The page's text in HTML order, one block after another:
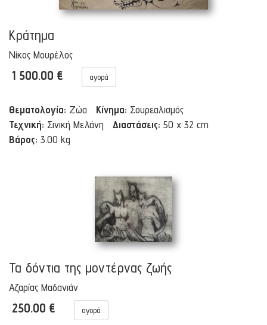
Κράτημα
Νίκος Μουρέλος
1 500.00 € αγορά
Θεματολογία: Ζώα Κίνημα: Σουρεαλισμός
Τεχνική: Σινική Μελάνη Διαστάσεις: 50 x 32 cm
Βάρος: 3.00 kg
Τα δόντια της μοντέρνας ζωής
Αζαρίας Μαδανιάν
250.00 € αγορά